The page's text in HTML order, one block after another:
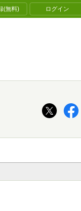
(無料) ログイン